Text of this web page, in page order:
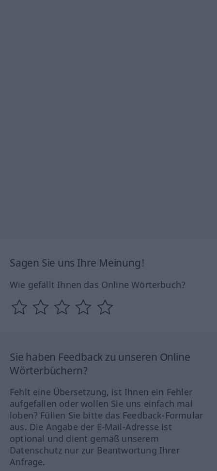
Sagen Sie uns Ihre Meinung!
Wie gefällt Ihnen das Online Wörterbuch?
Sie haben Feedback zu unseren Online
Wörterbüchern?
Fehlt eine Übersetzung, ist Ihnen ein Fehler
aufgefallen oder wollen Sie uns einfach mal
loben? Füllen Sie bitte das Feedback-Formular
aus. Die Angabe der E-Mail-Adresse ist
optional und dient gemäß unserem
Datenschutz nur zur Beantwortung Ihrer
Anfrage.